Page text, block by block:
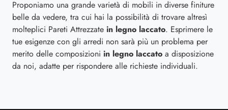
Proponiamo una grande varietà di mobili in diverse finiture
belle da vedere, tra cui hai la possibilità di trovare altresì
molteplici Pareti Attrezzate in legno laccato. Esprimere le
tue esigenze con gli arredi non sarà più un problema per
merito delle composizioni in legno laccato a disposizione
da noi, adatte per rispondere alle richieste individuali.